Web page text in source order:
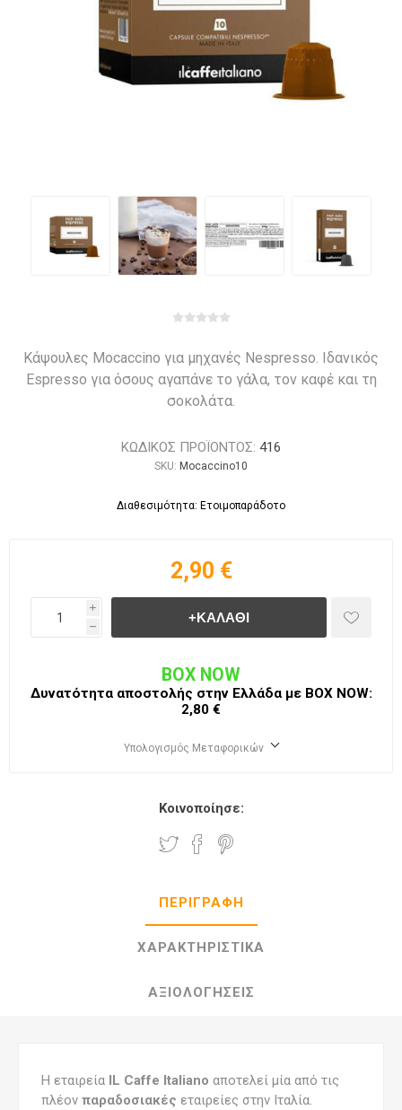
Κάψουλες Mocaccino για μηχανές Nespresso. Ιδανικός
Espresso για όσους αγαπάνε το γάλα, τον καφέ και τη
σοκολάτα.
ΚΩΔΙΚΟΣ ΠΡΟΪΟΝΤΟΣ: 416
SKU: Mocaccino10
Διαθεσιμότητα: Ετοιμοπαράδοτο
2,90 €
i
h
BOX NOW
Δυνατότητα αποστολής στην Ελλάδα με BΟΧ ΝOW:
2,80 €
Υπολογισμός Μεταφορικών
Κοινοποίησε:
ΠΕΡΙΓΡΑΦΉ
ΧΑΡΑΚΤΗΡΙΣΤΙΚΆ
ΑΞΙΟΛΟΓΉΣΕΙΣ
Η εταιρεία IL Caffe Italiano αποτελεί μία από τις
πλέον παραδοσιακές εταιρείες στην Ιταλία.